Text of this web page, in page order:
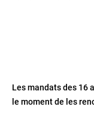
Les mandats des 16
le moment de les